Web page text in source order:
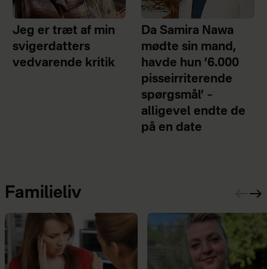
Jeg er træt af min
svigerdatters
vedvarende kritik
Da Samira Nawa
mødte sin mand,
havde hun ’6.000
pisseirriterende
spørgsmål’ –
alligevel endte de
på en date
Familieliv